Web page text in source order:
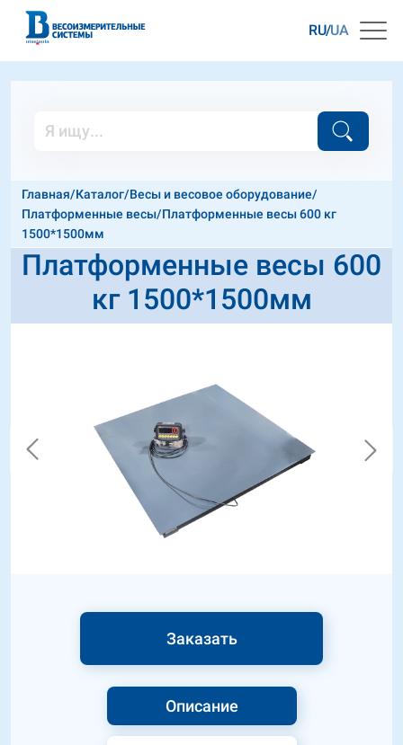
RU UA
Главная/Каталог/Весы и весовое оборудование/
Платформенные весы/Платформенные весы 600 кг
1500*1500мм
Платформенные весы 600
кг 1500*1500мм
Описание
Заказать